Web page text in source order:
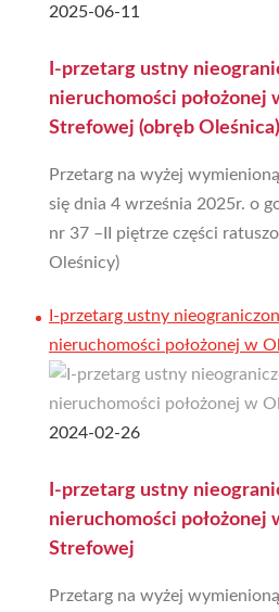
2025-06-11
I-przetarg ustny
nieruchomości położonej
Strefowej (obręb
Przetarg na wyżej
się dnia 4 września 2025r. o
nr 37 –II piętrze części
Oleśnicy)
I-przetarg ustny
nieruchomości położonej w
2024-02-26
I-przetarg ustny
nieruchomości położonej
Strefowej
Przetarg na wyżej